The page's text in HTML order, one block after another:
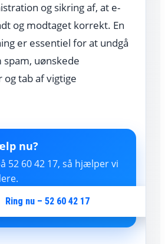
og sikring af, at e-
og modtaget korrekt. En
er essentiel for at undgå
uønskede
tab af vigtige
nu?
52 60 42 17, så hjælper vi
Ring nu – 52 60 42 17